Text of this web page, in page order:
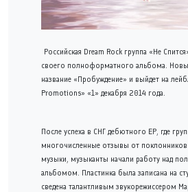
Российская Dream Rock группа «Не
своего полноформатного альбома.
название «Пробуждение» и выйдет на
Promotions» «1» декабря 2014 года.
После успеха в СНГ дебютного ЕР, где
многочисленные отзывы от поклонников
музыки, музыканты начали работу над
альбомом. Пластинка была записана на
сведена талантливым звукорежиссером